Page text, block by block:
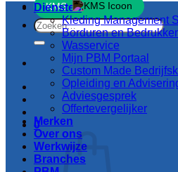
KMS
Zoeken
naar:
0
Diensten
Kleding Management
Borduren en
Wasservice
Mijn PBM Portaal
Custom Made
Opleiding en
Adviesgesprek
Offertevergelijker
Merken
Over ons
Werkwijze
Branches